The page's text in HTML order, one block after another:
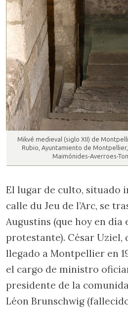
Mikvé medieval (siglo XII) de
Rubio, Ayuntamiento de
Maimónides-Averroes-
El lugar de culto, situado
calle du Jeu de l’Arc, se
Augustins (que hoy en día
protestante). César Uziel,
llegado a Montpellier en
el cargo de ministro
presidente de la
Léon Brunschwig